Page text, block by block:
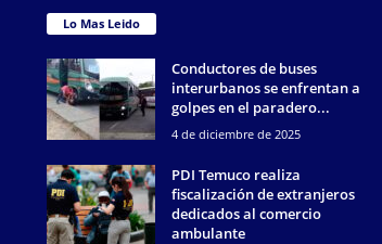
Lo Mas Leido
Conductores de buses
interurbanos se enfrentan a
golpes en el paradero...
4 de diciembre de 2025
PDI Temuco realiza
fiscalización de extranjeros
dedicados al comercio
ambulante